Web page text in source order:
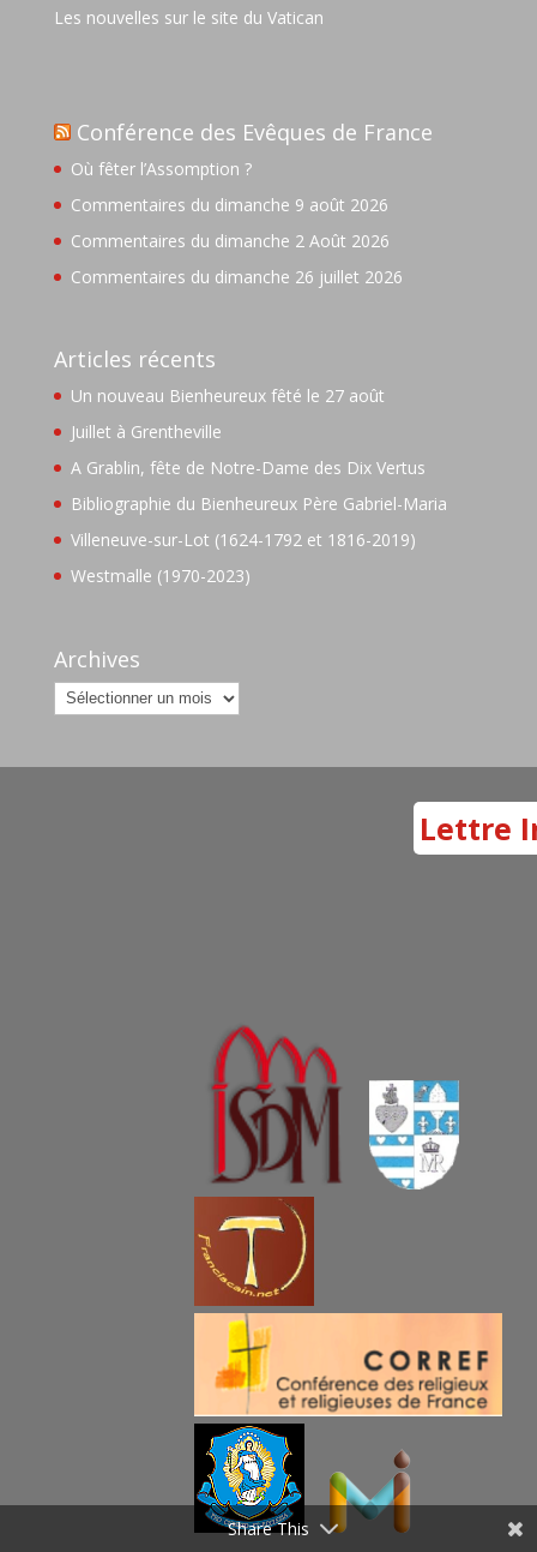
Les nouvelles sur le site du Vatican
Conférence des Evêques de France
Où fêter l’Assomption ?
Commentaires du dimanche 9 août 2026
Commentaires du dimanche 2 Août 2026
Commentaires du dimanche 26 juillet 2026
Articles récents
Un nouveau Bienheureux fêté le 27 août
Juillet à Grentheville
A Grablin, fête de Notre-Dame des Dix Vertus
Bibliographie du Bienheureux Père Gabriel-Maria
Villeneuve-sur-Lot (1624-1792 et 1816-2019)
Westmalle (1970-2023)
Archives
Archives
Lettre
Share This